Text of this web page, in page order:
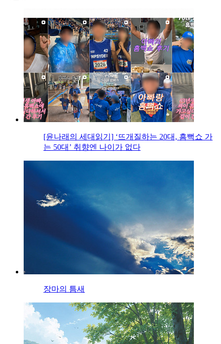
[윤나래의 세대읽기] ‘뜨개질하는 20대, 흠뻑쇼 가
는 50대’ 취향엔 나이가 없다
장마의 틈새